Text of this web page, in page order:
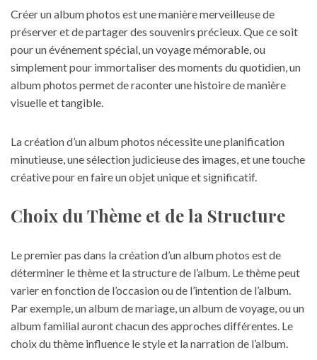
Créer un album photos est une manière merveilleuse de
préserver et de partager des souvenirs précieux. Que ce soit
pour un événement spécial, un voyage mémorable, ou
simplement pour immortaliser des moments du quotidien, un
album photos permet de raconter une histoire de manière
visuelle et tangible.
La création d’un album photos nécessite une planification
minutieuse, une sélection judicieuse des images, et une touche
créative pour en faire un objet unique et significatif.
Choix du Thème et de la Structure
Le premier pas dans la création d’un album photos est de
déterminer le thème et la structure de l’album. Le thème peut
varier en fonction de l’occasion ou de l’intention de l’album.
Par exemple, un album de mariage, un album de voyage, ou un
album familial auront chacun des approches différentes. Le
choix du thème influence le style et la narration de l’album.